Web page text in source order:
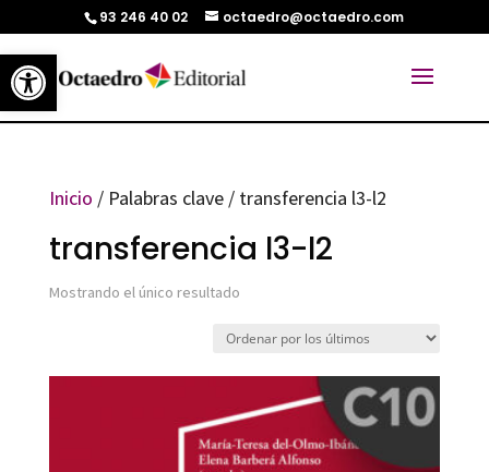
Abrir barra de herramientas
93 246 40 02 octaedro@octaedro.com
Inicio / Palabras clave / transferencia l3-l2
transferencia l3-l2
Mostrando el único resultado